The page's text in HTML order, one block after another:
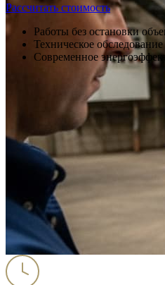
Рассчитать стоимость
Работы без остановки
Техническое
Современное